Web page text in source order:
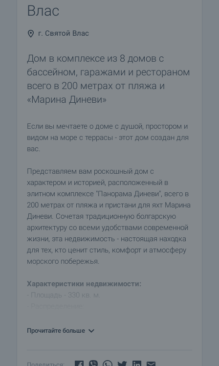
Влас
г. Святой Влас
Дом в комплексе из 8 домов с
бассейном, гаражами и рестораном
всего в 200 метрах от пляжа и
«Марина Диневи»
Если вы мечтаете о доме с душой, простором и
видом на море с террасы - этот дом создан для
вас.
Представляем вам роскошный дом с
характером и историей, расположенный в
элитном комплексе "Панорама Диневи", всего в
200 метрах от пляжа и пристани для яхт Марина
Диневи. Сочетая традиционную болгарскую
архитектуру со всеми удобствами современной
жизни, эта недвижимость - настоящая находка
для тех, кто ценит стиль, комфорт и атмосферу
морского побережья.
Характеристики недвижимости:
- Площадь - 330 кв. м.
гостиная с камином, кабинет, ванная комната с
- Второй этаж - 3 спальни, 2 ванные комнаты с
Прочитайте больше